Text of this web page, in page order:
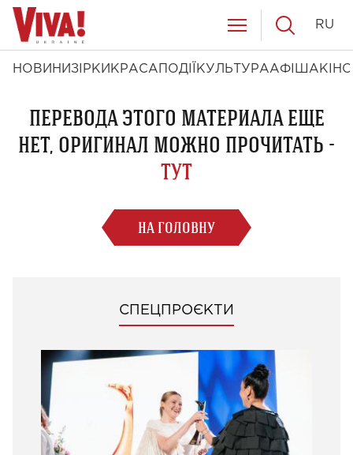
НОВИНИ ЗІРКИ КРАСА ПОДІЇ КУЛЬТУРААФІША КІНО
RU
ПЕРЕВОДА ЭТОГО МАТЕРИАЛА ЕЩЕ
НЕТ, ОРИГИНАЛ МОЖНО ПРОЧИТАТЬ -
ТУТ
НА ГОЛОВНУ
СПЕЦПРОЄКТИ